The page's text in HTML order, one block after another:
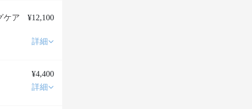
ケア
¥12,100
詳細
¥4,400
詳細